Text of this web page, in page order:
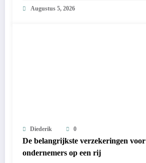
Augustus 5, 2026
Diederik 0
De belangrijkste verzekeringen voor
ondernemers op een rij